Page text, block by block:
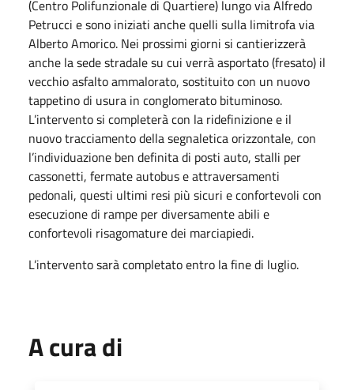
(Centro Polifunzionale di Quartiere) lungo via Alfredo
Petrucci e sono iniziati anche quelli sulla limitrofa via
Alberto Amorico. Nei prossimi giorni si cantierizzerà
anche la sede stradale su cui verrà asportato (fresato) il
vecchio asfalto ammalorato, sostituito con un nuovo
tappetino di usura in conglomerato bituminoso.
L’intervento si completerà con la ridefinizione e il
nuovo tracciamento della segnaletica orizzontale, con
l’individuazione ben definita di posti auto, stalli per
cassonetti, fermate autobus e attraversamenti
pedonali, questi ultimi resi più sicuri e confortevoli con
esecuzione di rampe per diversamente abili e
confortevoli risagomature dei marciapiedi.
L’intervento sarà completato entro la fine di luglio.
A cura di